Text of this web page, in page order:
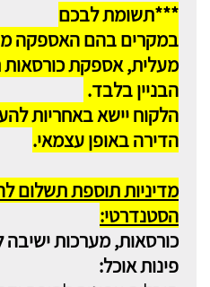
***תשומת לבכם
במקרים בהם האספקה
מעלית, אספקת
הבניין בלבד.
הלקוח יישא באחריות
הדירה באופן עצמאי.
מדיניות תוספת תשלום
הסטנדרטי:
כורסאות, מערכות
פינות אוכל: